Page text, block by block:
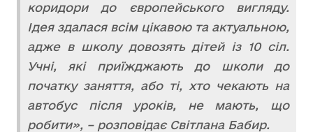
коридори до європейського вигляду.
Ідея здалася всім цікавою та актуальною,
адже в школу довозять дітей із 10 сіл.
Учні, які приїжджають до школи до
початку заняття, або ті, хто чекають на
автобус після уроків, не мають, що
робити», – розповідає Світлана Бабир.